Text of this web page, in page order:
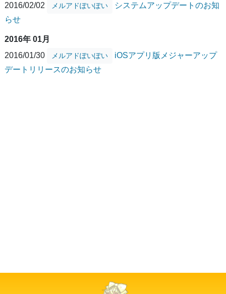
2016/02/02
メルアドぽいぽい
システムアップデートのお知
らせ
2016年 01月
2016/01/30
メルアドぽいぽい
iOSアプリ版メジャーアップ
デートリリースのお知らせ